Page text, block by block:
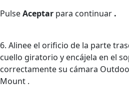
PulseAceptar para continuar .
6. Alinee el orificio de la parte
cuello giratorio y encájela en el
correctamente su cámara
Mount .